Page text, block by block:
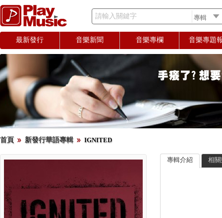
請輸入關鍵字
最新發行 音樂新聞 音樂專欄 音樂專題
首頁 新發行華語專輯 IGNITED
專輯介紹 相